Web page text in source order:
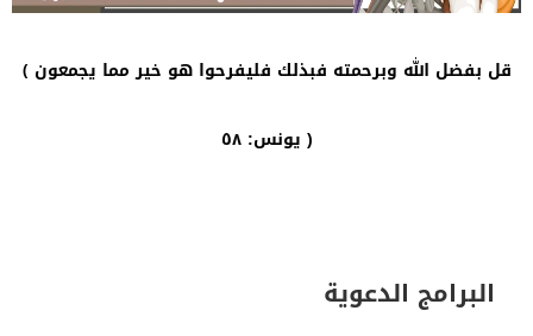
قل بفضل الله وبرحمته فبذلك فليفرحوا هو خير مما يجمعون ﴾
يونس: ٥٨ )
البرامج الدعوية